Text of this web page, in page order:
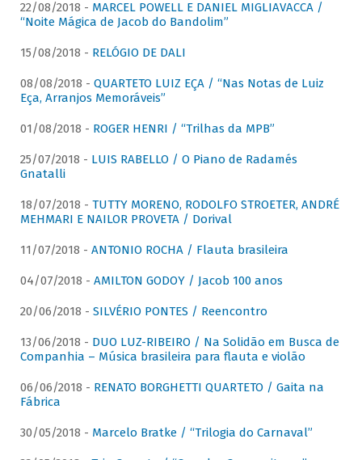
22/08/2018 - MARCEL POWELL E DANIEL MIGLIAVACCA /
“Noite Mágica de Jacob do Bandolim”
15/08/2018 - RELÓGIO DE DALI
08/08/2018 - QUARTETO LUIZ EÇA / “Nas Notas de Luiz
Eça, Arranjos Memoráveis”
01/08/2018 - ROGER HENRI / “Trilhas da MPB”
25/07/2018 - LUIS RABELLO / O Piano de Radamés
Gnatalli
18/07/2018 - TUTTY MORENO, RODOLFO STROETER, ANDRÉ
MEHMARI E NAILOR PROVETA / Dorival
11/07/2018 - ANTONIO ROCHA / Flauta brasileira
04/07/2018 - AMILTON GODOY / Jacob 100 anos
20/06/2018 - SILVÉRIO PONTES / Reencontro
13/06/2018 - DUO LUZ-RIBEIRO / Na Solidão em Busca de
Companhia – Música brasileira para flauta e violão
06/06/2018 - RENATO BORGHETTI QUARTETO / Gaita na
Fábrica
30/05/2018 - Marcelo Bratke / “Trilogia do Carnaval”